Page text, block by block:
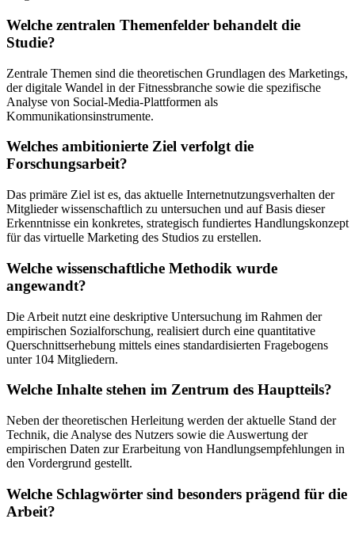
Welche zentralen Themenfelder behandelt die
Studie?
Zentrale Themen sind die theoretischen Grundlagen des Marketings,
der digitale Wandel in der Fitnessbranche sowie die spezifische
Analyse von Social-Media-Plattformen als
Kommunikationsinstrumente.
Welches ambitionierte Ziel verfolgt die
Forschungsarbeit?
Das primäre Ziel ist es, das aktuelle Internetnutzungsverhalten der
Mitglieder wissenschaftlich zu untersuchen und auf Basis dieser
Erkenntnisse ein konkretes, strategisch fundiertes Handlungskonzept
für das virtuelle Marketing des Studios zu erstellen.
Welche wissenschaftliche Methodik wurde
angewandt?
Die Arbeit nutzt eine deskriptive Untersuchung im Rahmen der
empirischen Sozialforschung, realisiert durch eine quantitative
Querschnittserhebung mittels eines standardisierten Fragebogens
unter 104 Mitgliedern.
Welche Inhalte stehen im Zentrum des Hauptteils?
Neben der theoretischen Herleitung werden der aktuelle Stand der
Technik, die Analyse des Nutzers sowie die Auswertung der
empirischen Daten zur Erarbeitung von Handlungsempfehlungen in
den Vordergrund gestellt.
Welche Schlagwörter sind besonders prägend für die
Arbeit?